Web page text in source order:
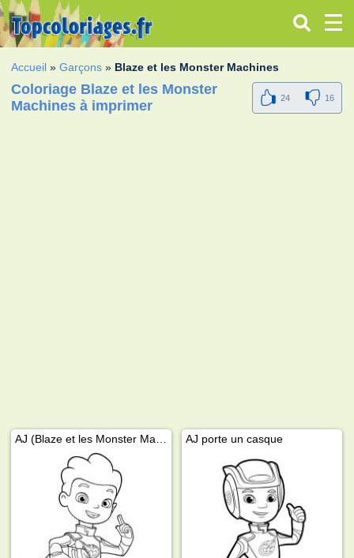
Accueil »Garçons » Blaze et les Monster Machines
Coloriage Blaze et les Monster
Machines à imprimer
24 16
AJ porte un casque